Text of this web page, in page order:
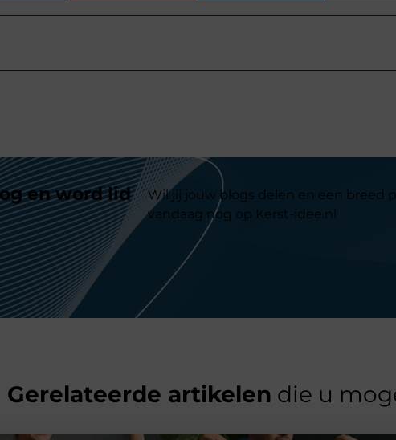
en word lid
Wil jij jouw blogs delen en een breed
vandaag nog op Kerst-idee.nl
Gerelateerde artikelen die u